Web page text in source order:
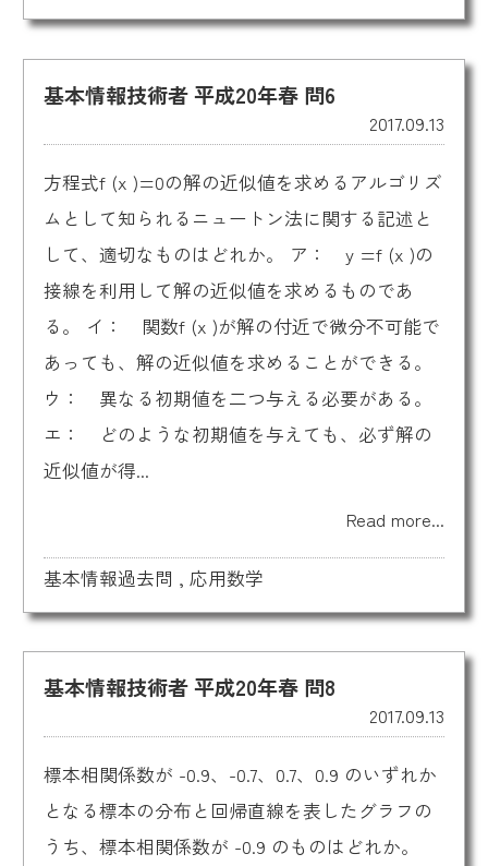
基本情報技術者 平成20年春 問6
2017.09.13
方程式f (x )=0の解の近似値を求めるアルゴリズ
ムとして知られるニュートン法に関する記述と
して、適切なものはどれか。 ア： y =f (x )の
接線を利用して解の近似値を求めるものであ
る。 イ： 関数f (x )が解の付近で微分不可能で
あっても、解の近似値を求めることができる。
ウ： 異なる初期値を二つ与える必要がある。
エ： どのような初期値を与えても、必ず解の
近似値が得...
Read more...
基本情報過去問 , 応用数学
基本情報技術者 平成20年春 問8
2017.09.13
標本相関係数が -0.9、-0.7、0.7、0.9 のいずれか
となる標本の分布と回帰直線を表したグラフの
うち、標本相関係数が -0.9 のものはどれか。